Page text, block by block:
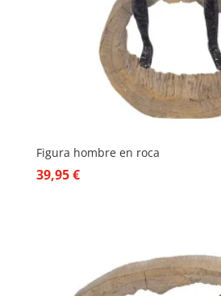
Figura hombre en roca
39,95€